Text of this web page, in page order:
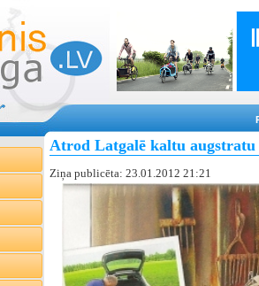
Atrod Latgalē kaltu augstratu
Ziņa publicēta: 23.01.2012 21:21